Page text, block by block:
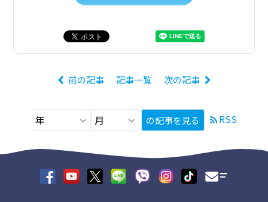
前の記事 記事一覧 次の記事
の記事を見る RSS